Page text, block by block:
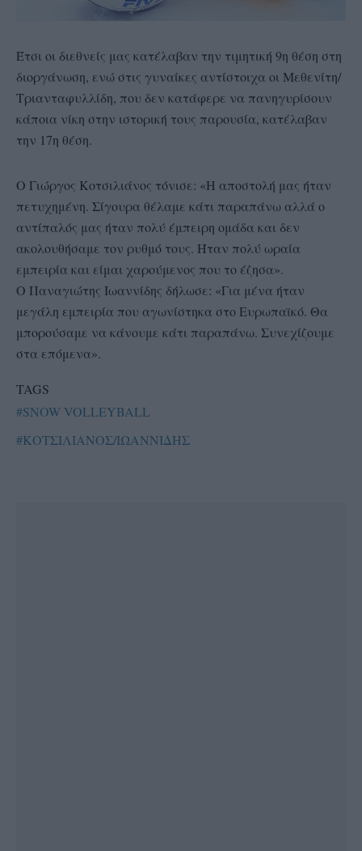
Έτσι οι διεθνείς μας κατέλαβαν την τιμητική 9η θέση στη
διοργάνωση, ενώ στις γυναίκες αντίστοιχα οι Μεθενίτη/
Τριανταφυλλίδη, που δεν κατάφερε να πανηγυρίσουν
κάποια νίκη στην ιστορική τους παρουσία, κατέλαβαν
την 17η θέση.
Ο Γιώργος Κοτσιλιάνος τόνισε: «Η αποστολή μας ήταν
πετυχημένη. Σίγουρα θέλαμε κάτι παραπάνω αλλά ο
αντίπαλός μας ήταν πολύ έμπειρη ομάδα και δεν
ακολουθήσαμε τον ρυθμό τους. Ήταν πολύ ωραία
εμπειρία και είμαι χαρούμενος που το έζησα».
Ο Παναγιώτης Ιωαννίδης δήλωσε: «Για μένα ήταν
μεγάλη εμπειρία που αγωνίστηκα στο Ευρωπαϊκό. Θα
μπορούσαμε να κάνουμε κάτι παραπάνω. Συνεχίζουμε
στα επόμενα».
TAGS
#SNOW VOLLEYBALL
#ΚΟΤΣΙΛΙΑΝΟΣ/ΙΩΑΝΝΙΔΗΣ